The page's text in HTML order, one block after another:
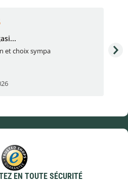
et choix sympa
EN TOUTE SÉCURITÉ